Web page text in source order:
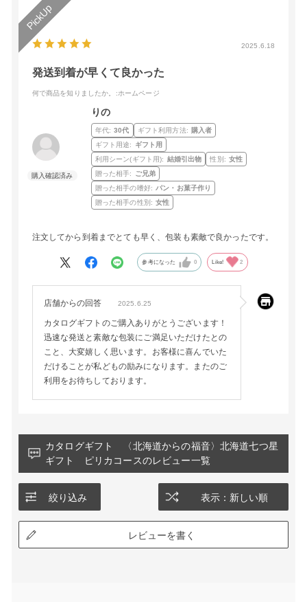
2025.6.18
発送到着が早くて良かった
何で商品を知りましたか。 :ホームページ
りの
年代: 30代 ギフト利用方法: 購入者
ギフト用途:
ギフト用
利用シーン(ギフト用): 結婚引出物 性別: 女性
贈った相手:
ご兄弟
贈った相手の嗜好: パン・お菓子作り
贈った相手の性別: 女性
注文してから到着までとても早く、包装も素敵で良かったです。
参考になった 0 Like! 2
店舗からの回答 2025.6.25
カタログギフトのご購入ありがとうございます！
迅速な発送と素敵な包装にご満足いただけたとの
こと、大変嬉しく思います。お客様に喜んでいた
だけることが私どもの励みになります。またのご
利用をお待ちしております。
カタログギフト 〈北海道からの福音〉北海道七つ星
ギフト ピリカコースのレビュー一覧
絞り込み 表示：新しい順
レビューを書く